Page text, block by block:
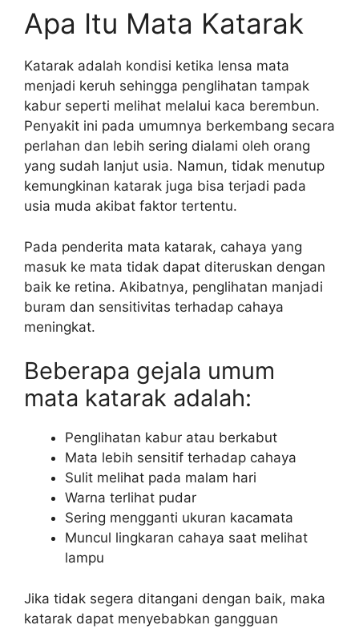
Apa Itu Mata Katarak
Katarak adalah kondisi ketika lensa mata
menjadi keruh sehingga penglihatan tampak
kabur seperti melihat melalui kaca berembun.
Penyakit ini pada umumnya berkembang secara
perlahan dan lebih sering dialami oleh orang
yang sudah lanjut usia. Namun, tidak menutup
kemungkinan katarak juga bisa terjadi pada
usia muda akibat faktor tertentu.
Pada penderita mata katarak, cahaya yang
masuk ke mata tidak dapat diteruskan dengan
baik ke retina. Akibatnya, penglihatan manjadi
buram dan sensitivitas terhadap cahaya
meningkat.
Beberapa gejala umum
mata katarak adalah:
Penglihatan kabur atau berkabut
Mata lebih sensitif terhadap cahaya
Sulit melihat pada malam hari
Warna terlihat pudar
Sering mengganti ukuran kacamata
Muncul lingkaran cahaya saat melihat
lampu
Jika tidak segera ditangani dengan baik, maka
katarak dapat menyebabkan gangguan